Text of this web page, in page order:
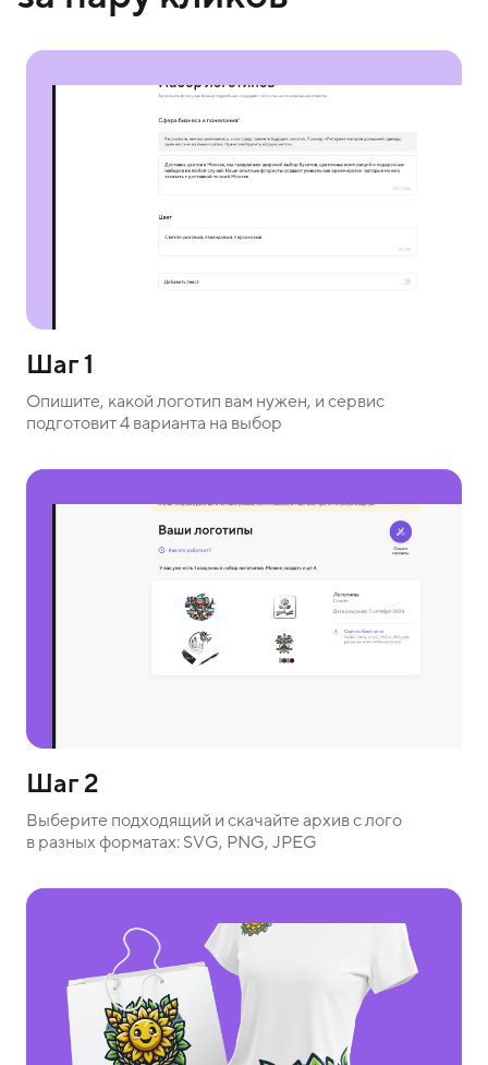
Шаг 1
Опишите, какой логотип вам нужен, и сервис
подготовит 4 варианта на выбор
Шаг 2
Выберите подходящий и скачайте архив с лого
в разных форматах: SVG, PNG, JPEG